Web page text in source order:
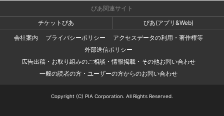
ぴあ関連サイト
チケットぴあ
ぴあ(アプリ&Web)
会社案内
プライバシーポリシー
アクセスデータの利用・著作権等
外部送信ポリシー
広告出稿・お取り組みのご相談・情報掲載・その他お問い合わせ
一般の読者の方・ユーザーの方からのお問い合わせ
Copyright (C) PIA Corporation. All Rights Reserved.